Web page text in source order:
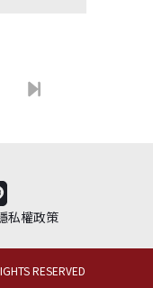
私權政策
RESERVED